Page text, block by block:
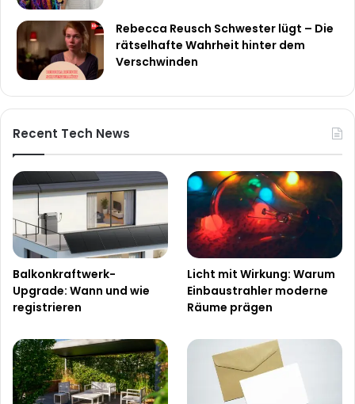
Rebecca Reusch Schwester lügt – Die
rätselhafte Wahrheit hinter dem
Verschwinden
Recent Tech News
Balkonkraftwerk-
Upgrade: Wann und wie
registrieren
Licht mit Wirkung: Warum
Einbaustrahler moderne
Räume prägen